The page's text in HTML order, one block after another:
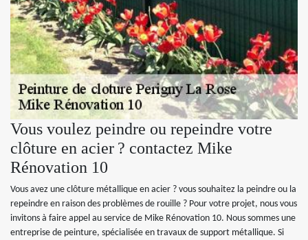
Vous voulez peindre ou repeindre votre
clôture en acier ? contactez Mike
Rénovation 10
Vous avez une clôture métallique en acier ? vous souhaitez la peindre ou la
repeindre en raison des problèmes de rouille ? Pour votre projet, nous vous
invitons à faire appel au service de Mike Rénovation 10. Nous sommes une
entreprise de peinture, spécialisée en travaux de support métallique. Si